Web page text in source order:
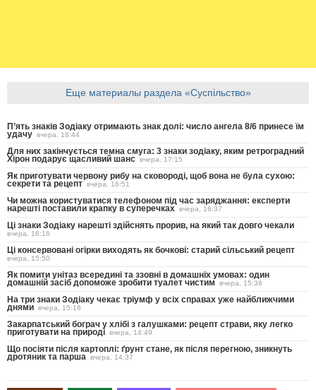
Еще материалы раздела «Суспільство»
П’ять знаків Зодіаку отримають знак долі: число ангела 8/6 принесе їм
удачу вчера, 18:44
Для них закінчується темна смуга: 3 знаки зодіаку, яким ретроградний
Хірон подарує щасливий шанс вчера, 17:15
Як приготувати червону рибу на сковороді, щоб вона не була сухою:
секрети та рецепт вчера, 16:51
Чи можна користуватися телефоном під час заряджання: експерти
нарешті поставили крапку в суперечках вчера, 16:37
Ці знаки Зодіаку нарешті здійснять прорив, на який так довго чекали
вчера, 16:16
Ці консервовані огірки виходять як бочкові: старий сільський рецепт
вчера, 15:50
Як помити унітаз всередині та ззовні в домашніх умовах: один
домашній засіб допоможе зробити туалет чистим вчера, 15:36
На три знаки Зодіаку чекає тріумф у всіх справах уже найближчими
днями вчера, 15:16
Закарпатський бограч у хлібі з галушками: рецепт страви, яку легко
приготувати на природі вчера, 14:49
Що посіяти після картоплі: ґрунт стане, як після перегною, зникнуть
дротяник та парша вчера, 14:37